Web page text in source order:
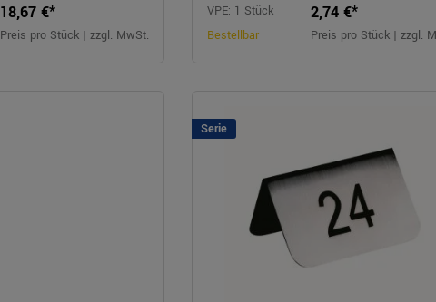
18,67 €*
Preis pro Stück | zzgl. MwSt.
VPE: 1 Stück
Bestellbar
2,74 €*
Preis pro Stück | zzgl.
Serie